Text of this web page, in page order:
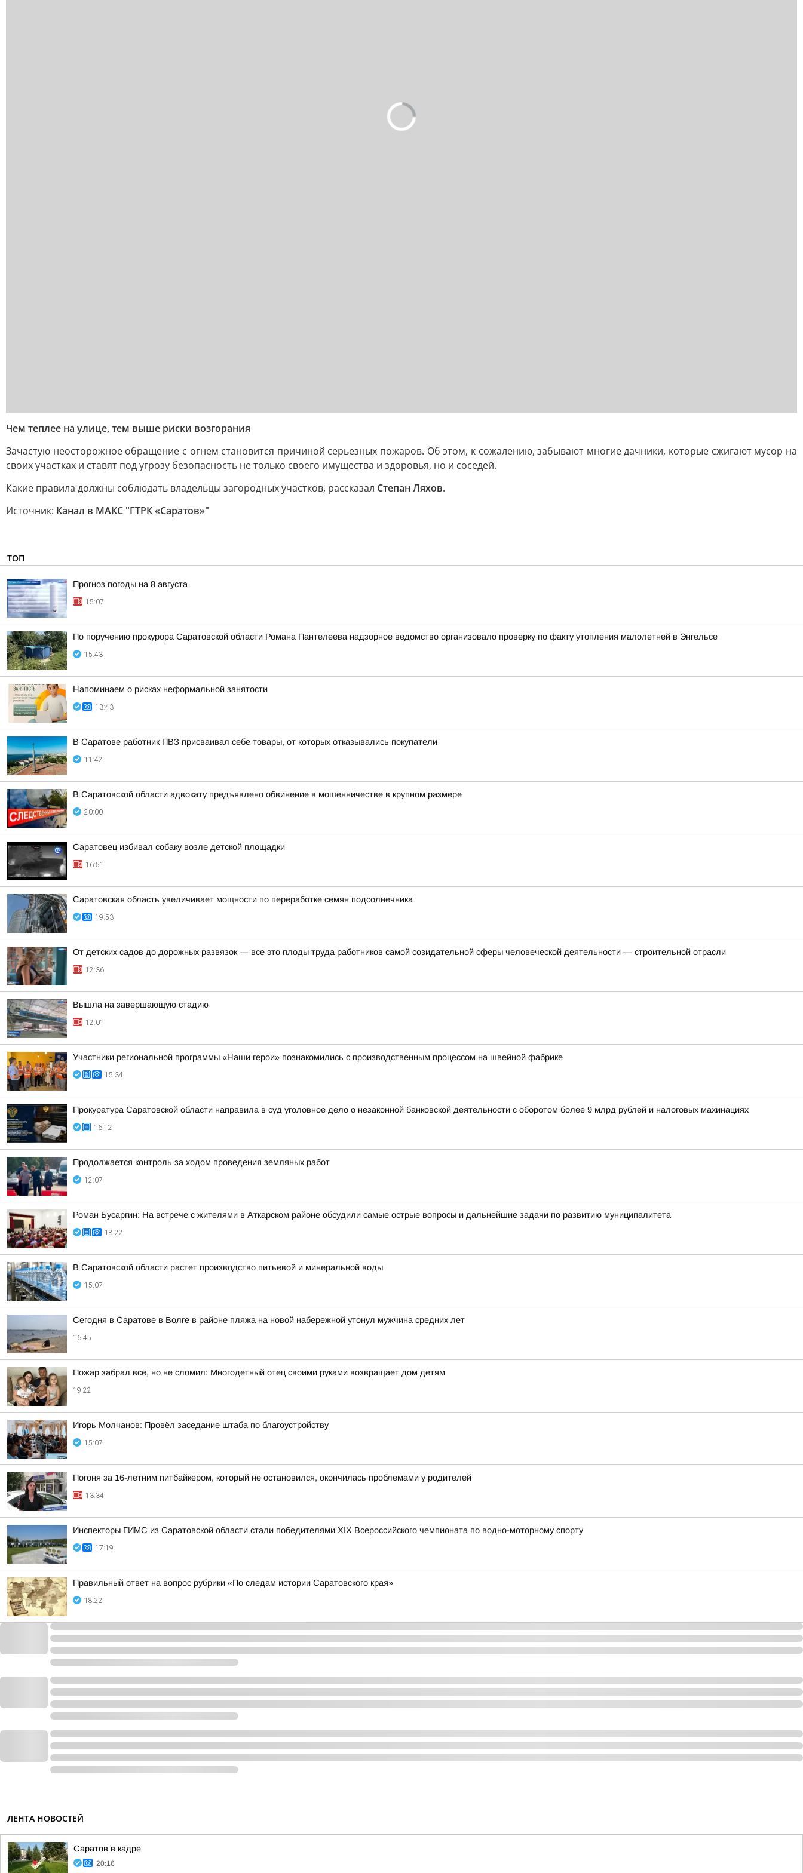
Чем теплее на улице, тем выше риски возгорания
Зачастую неосторожное обращение с огнем становится причиной серьезных пожаров. Об этом, к сожалению, забывают многие дачники, которые сжигают мусор на
своих участках и ставят под угрозу безопасность не только своего имущества и здоровья, но и соседей.
Какие правила должны соблюдать владельцы загородных участков, рассказал Степан Ляхов.
Источник: Канал в МАКС "ГТРК «Саратов»"
ТОП
Прогноз погоды на 8 августа
15:07
По поручению прокурора Саратовской области Романа Пантелеева надзорное ведомство организовало проверку по факту утопления малолетней в Энгельсе
15:43
Напоминаем о рисках неформальной занятости
13:43
В Саратове работник ПВЗ присваивал себе товары, от которых отказывались покупатели
11:42
В Саратовской области адвокату предъявлено обвинение в мошенничестве в крупном размере
20:00
Саратовец избивал собаку возле детской площадки
16:51
Саратовская область увеличивает мощности по переработке семян подсолнечника
19:53
От детских садов до дорожных развязок — все это плоды труда работников самой созидательной сферы человеческой деятельности — строительной отрасли
12:36
Вышла на завершающую стадию
12:01
Участники региональной программы «Наши герои» познакомились с производственным процессом на швейной фабрике
15:34
Прокуратура Саратовской области направила в суд уголовное дело о незаконной банковской деятельности с оборотом более 9 млрд рублей и налоговых махинациях
16:12
Продолжается контроль за ходом проведения земляных работ
12:07
Роман Бусаргин: На встрече с жителями в Аткарском районе обсудили самые острые вопросы и дальнейшие задачи по развитию муниципалитета
18:22
В Саратовской области растет производство питьевой и минеральной воды
15:07
Сегодня в Саратове в Волге в районе пляжа на новой набережной утонул мужчина средних лет
16:45
Пожар забрал всё, но не сломил: Многодетный отец своими руками возвращает дом детям
19:22
Игорь Молчанов: Провёл заседание штаба по благоустройству
15:07
Погоня за 16-летним питбайкером, который не остановился, окончилась проблемами у родителей
13:34
Инспекторы ГИМС из Саратовской области стали победителями XIX Всероссийского чемпионата по водно-моторному спорту
17:19
Правильный ответ на вопрос рубрики «По следам истории Саратовского края»
18:22
ЛЕНТА НОВОСТЕЙ
Саратов в кадре
20:16